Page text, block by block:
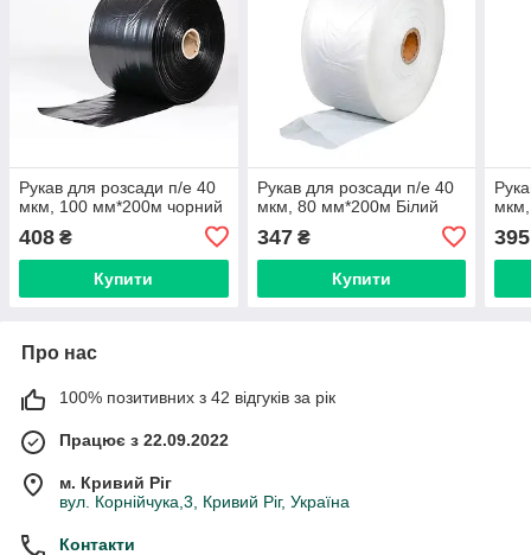
Рукав для розсади п/е 40
мкм, 100 мм*200м чорний
408 ₴
Купити
Рукав для розсади п/е 40
мкм, 80 мм*200м Білий
347₴
Купити
395
Про нас
100% позитивних з 42 відгуків за рік
Працює з 22.09.2022
м. Кривий Ріг
вул. Корнійчука,3, Кривий Ріг, Україна
Контакти